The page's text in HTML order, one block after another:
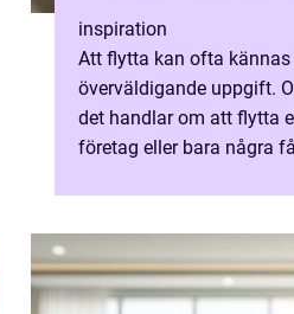
inspiration
Att flytta kan ofta kännas
överväldigande uppgift.
det handlar om att flytta
företag eller bara några